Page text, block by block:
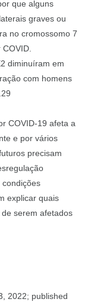
que alguns
graves ou
no cromossomo 7
diminuíram em
com homens
COVID-19 afeta a
e por vários
precisam
explicar quais
serem afetados
2022; published